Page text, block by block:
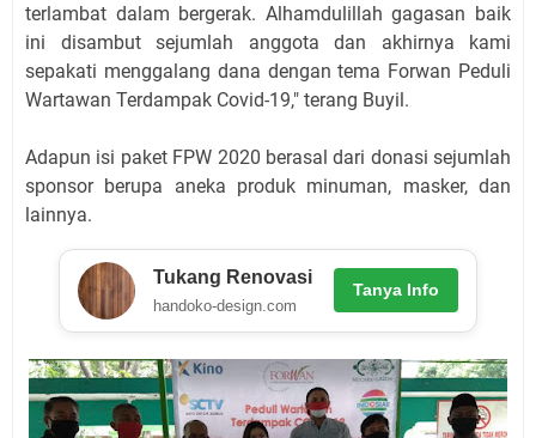
terlambat dalam bergerak. Alhamdulillah gagasan baik
ini disambut sejumlah anggota dan akhirnya kami
sepakati menggalang dana dengan tema Forwan Peduli
Wartawan Terdampak Covid-19," terang Buyil.
Adapun isi paket FPW 2020 berasal dari donasi sejumlah
sponsor berupa aneka produk minuman, masker, dan
lainnya.
Tukang Renovasi
handoko-design.com
Tanya Info